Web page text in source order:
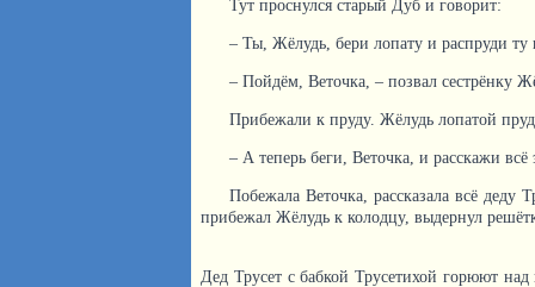
Тут проснулся старый Дуб и говорит:
– Ты, Жёлудь, бери лопату и распруди
– Пойдём, Веточка, – позвал сестрёнку
Прибежали к пруду. Жёлудь лопатой
– А теперь беги, Веточка, и расскажи всё
Побежала Веточка, рассказала всё деду
прибежал Жёлудь к колодцу, выдернул
Дед Трусет с бабкой Трусетихой горюют